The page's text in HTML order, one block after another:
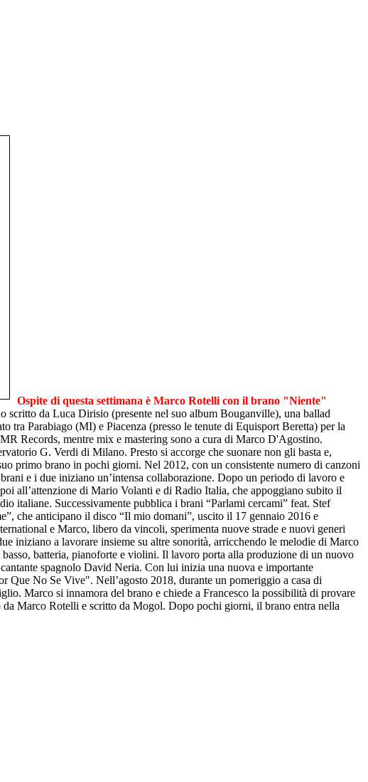
Ospite di questa settimana è Marco Rotelli con il brano "Niente"
da Luca Dirisio (presente nel suo album Bouganville), una ballad
tra Parabiago (MI) e Piacenza (presso le tenute di Equisport Beretta) per la
Records, mentre mix e mastering sono a cura di Marco D'Agostino.
G. Verdi di Milano. Presto si accorge che suonare non gli basta e,
primo brano in pochi giorni. Nel 2012, con un consistente numero di canzoni
e i due iniziano un’intensa collaborazione. Dopo un periodo di lavoro e
all’attenzione di Mario Volanti e di Radio Italia, che appoggiano subito il
italiane. Successivamente pubblica i brani “Parlami cercami” feat. Stef
che anticipano il disco “Il mio domani”, uscito il 17 gennaio 2016 e
e Marco, libero da vincoli, sperimenta nuove strade e nuovi generi
iniziano a lavorare insieme su altre sonorità, arricchendo le melodie di Marco
batteria, pianoforte e violini. Il lavoro porta alla produzione di un nuovo
spagnolo David Neria. Con lui inizia una nuova e importante
No Se Vive". Nell’agosto 2018, durante un pomeriggio a casa di
Marco si innamora del brano e chiede a Francesco la possibilità di provare
Marco Rotelli e scritto da Mogol. Dopo pochi giorni, il brano entra nella